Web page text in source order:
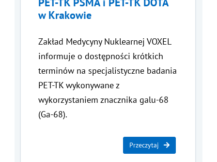
w Krakowie
Zakład Medycyny Nuklearnej VOXEL
informuje o dostępności krótkich
terminów na specjalistyczne badania
PET-TK wykonywane z
wykorzystaniem znacznika galu-68
(Ga-68).
Przeczytaj